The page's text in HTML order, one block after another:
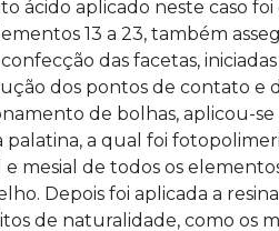
ácido aplicado neste caso
13 a 23, também
das facetas,
dos pontos de contato e
de bolhas, aplicou-
a qual foi
e mesial de todos os
Depois foi aplicada a
de naturalidade, como os
em Resina